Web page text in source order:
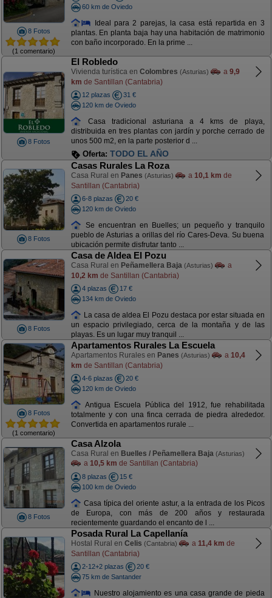
8 Fotos
(1 comentario)
60 km de Oviedo
Ideal para 2 parejas, la casa está repartida en 3
plantas. En planta baja hay una habitación de matrimonio
con baño incorporado. En la prime ...
8 Fotos
El Robledo
Vivienda turística en Colombres (Asturias) a 9,9
km de Santillan (Cantabria)
12 plazas
31 €
120 km de Oviedo
Casa tradicional asturiana a 4 kms de playa,
distribuida en tres plantas con jardín y porche cerrado de
unos 500 m2, en la parte posterior d ...
Oferta: TODO EL AÑO
8 Fotos
Casas Rurales La Roza
Casa Rural en Panes (Asturias) a 10,1 km de
Santillan (Cantabria)
6-8 plazas
20 €
120 km de Oviedo
Se encuentran en Buelles; un pequeño y tranquilo
pueblo de Asturias a orillas del río Cares-Deva. Su buena
ubicación permite disfrutar tanto ...
8 Fotos
Casa de Aldea El Pozu
Casa Rural en Peñamellera Baja (Asturias)
a
10,2 km de Santillan (Cantabria)
4 plazas
17 €
134 km de Oviedo
La casa de aldea El Pozu destaca por estar situada en
un espacio privilegiado, cerca de la montaña y de las
playas. Es un lugar muy tranquil ...
8 Fotos
(1 comentario)
Apartamentos Rurales La Escuela
Apartamentos Rurales en Panes (Asturias) a 10,4
km de Santillan (Cantabria)
4-6 plazas
20 €
120 km de Oviedo
Antigua Escuela Pública del 1912, fue rehabilitada
totalmente y con una finca cerrada de piedra alrededor.
Convertida en apartamentos rurale ...
8 Fotos
Casa Alzola
Casa Rural en Buelles / Peñamellera Baja (Asturias)
a 10,5 km de Santillan (Cantabria)
8 plazas
15 €
100 km de Oviedo
Casa típica del oriente astur, a la entrada de los Picos
de Europa, con más de 200 años y restaurada
recientemente guardando el encanto de l ...
Posada Rural La Capellanía
Hostal Rural en Celis (Cantabria) a 11,4 km de
Santillan (Cantabria)
2-12+2 plazas
20 €
75 km de Santander
Nuestro alojamiento es una casa grande de pieda